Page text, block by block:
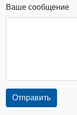
Ваше сообщение
Отправить